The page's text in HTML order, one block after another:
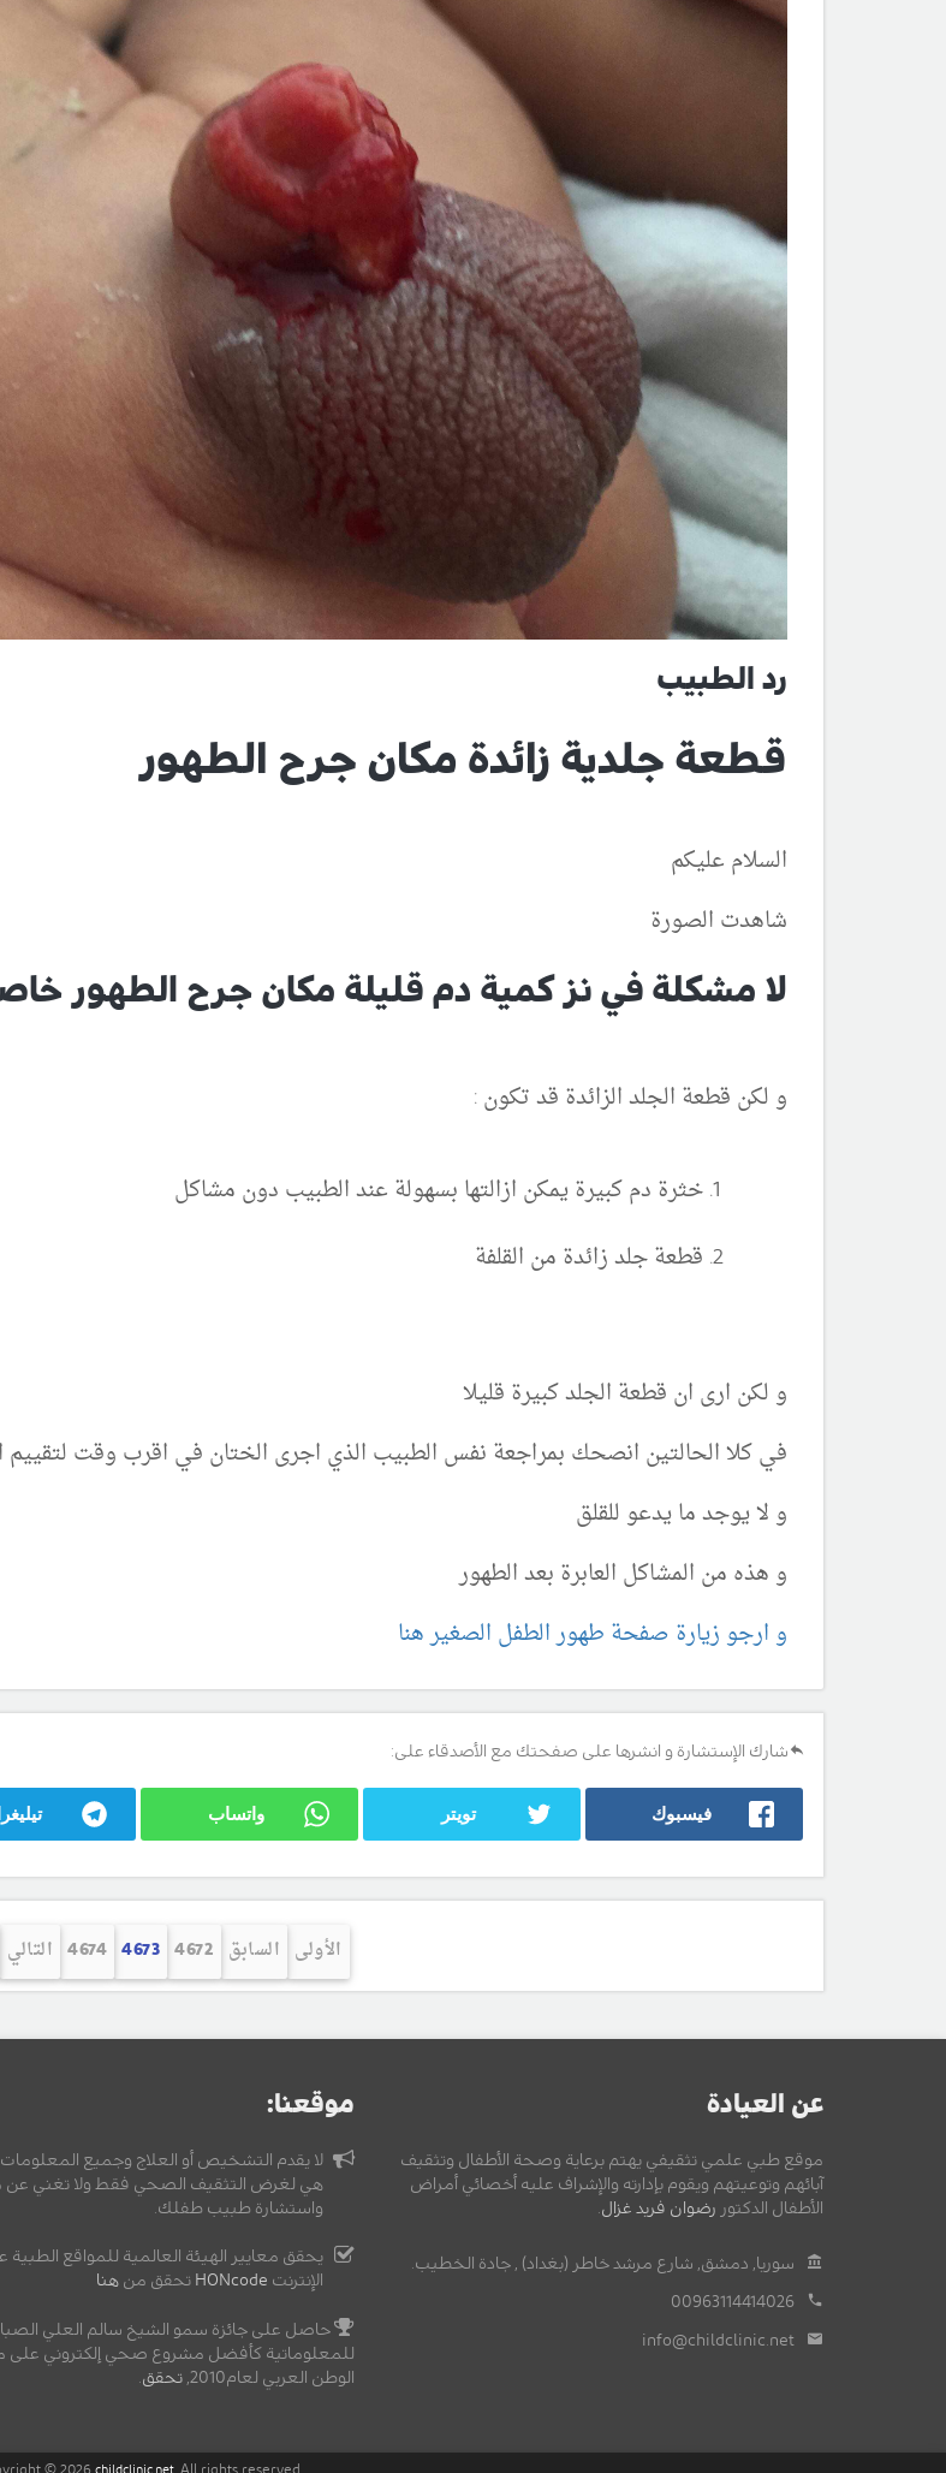
رد الطبيب
قطعة جلدية زائدة مكان جرح الطهور
السلام عليكم
شاهدت الصورة
لا مشكلة في نز كمية دم قليلة مكان جرح الطهور
و لكن قطعة الجلد الزائدة قد تكون :
خثرة دم كبيرة يمكن ازالتها بسهولة عند الطبيب دون مشاكل
قطعة جلد زائدة من القلفة
و لكن ارى ان قطعة الجلد كبيرة قليلا
في كلا الحالتين انصحك بمراجعة نفس الطبيب الذي اجرى الختان في اقرب وقت لتقييم
و لا يوجد ما يدعو للقلق
و هذه من المشاكل العابرة بعد الطهور
و ارجو زيارة صفحة طهور الطفل الصغير هنا
شارك الإستشارة و انشرها على صفحتك مع الأصدقاء على:
فيسبوك تويتر واتساب
الأولى السابق 4672
4673
4674 التالي
عن العيادة
موقع طبي علمي تثقيفي يهتم برعاية وصحة الأطفال وتثقيف
آبائهم وتوعيتهم ويقوم بإدارته والإشراف عليه أخصائي أمراض
الأطفال الدكتور رضوان فريد غزال.
سوريا, دمشق, شارع مرشد خاطر (بغداد) , جادة الخطيب.
00963114414026
info@childclinic.net
موقعنا:
لا يقدم التشخيص أو العلاج وجميع المعلومات
هي لغرض التثقيف الصحي فقط ولا تغني عن
واستشارة طبيب طفلك.
يحقق معايير الهيئة العالمية للمواقع
الإنترنت HONcode تحقق من هنا
حاصل على جائزة سمو الشيخ سالم العلي
للمعلوماتية كأفضل مشروع صحي إلكتروني
الوطن العربي لعام2010,
تحقق.
© 2026 , All rights reserved